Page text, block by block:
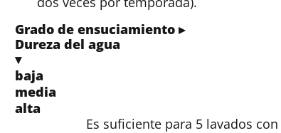
Grado de ensuciamiento ▸
Dureza del agua
▾
baja
media
alta
Es suficiente para 5 lavados